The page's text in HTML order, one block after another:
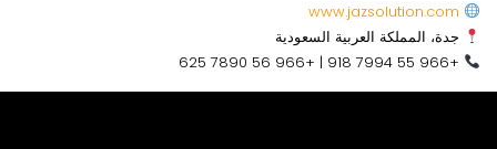
www.jazsolution.com
جدة، المملكة العربية السعودية
+966 55 7994 918 | +966 56 7890 625